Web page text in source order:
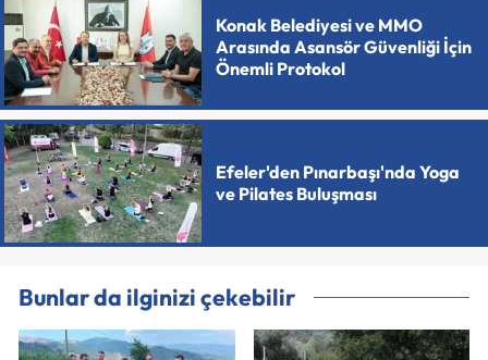
Konak Belediyesi ve MMO
Arasında Asansör Güvenliği İçin
Önemli Protokol
Efeler'den Pınarbaşı'nda Yoga
ve Pilates Buluşması
Bunlar da ilginizi çekebilir